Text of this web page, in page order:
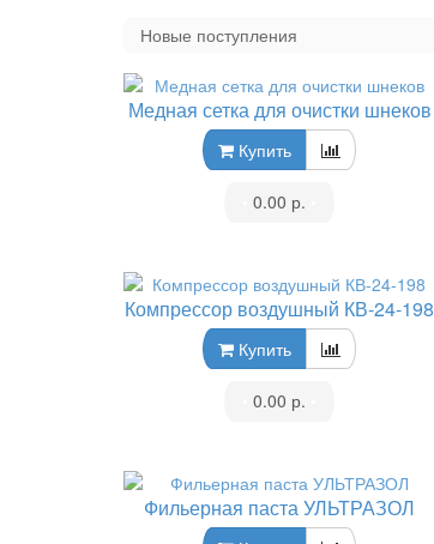
Новые поступления
Медная сетка для очистки шнеков
Купить
0.00 р.
Компрессор воздушный КВ-24-198
Купить
0.00 р.
Фильерная паста УЛЬТРАЗОЛ